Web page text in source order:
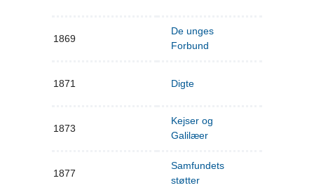
1869
De unges
Forbund
1871 Digte
1873
Kejser og
Galilæer
1877
Samfundets
støtter